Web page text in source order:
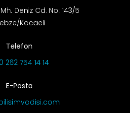
Deniz Cd. No: 143/5
Kocaeli
Telefon
262 754 14 14
E-Posta